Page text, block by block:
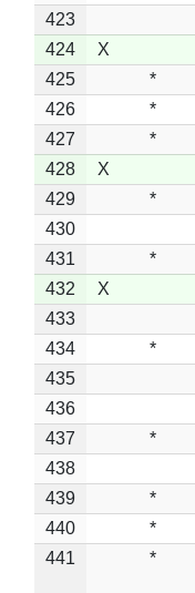
423
424
X
425
*
426
*
427
*
428
X
429
*
430
431
*
432
X
433
434
*
435
436
437
*
438
439
*
440
*
441
*